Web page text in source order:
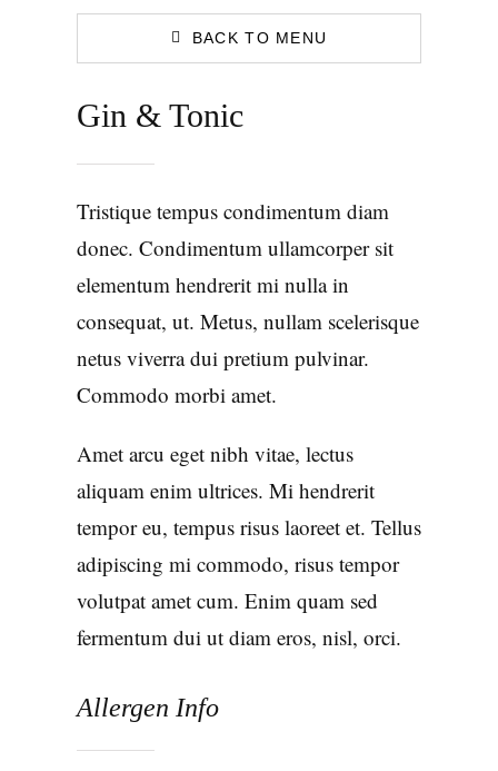
BACK TO MENU
Gin & Tonic
Tristique tempus condimentum diam
donec. Condimentum ullamcorper sit
elementum hendrerit mi nulla in
consequat, ut. Metus, nullam scelerisque
netus viverra dui pretium pulvinar.
Commodo morbi amet.
Amet arcu eget nibh vitae, lectus
aliquam enim ultrices. Mi hendrerit
tempor eu, tempus risus laoreet et. Tellus
adipiscing mi commodo, risus tempor
volutpat amet cum. Enim quam sed
fermentum dui ut diam eros, nisl, orci.
Allergen Info